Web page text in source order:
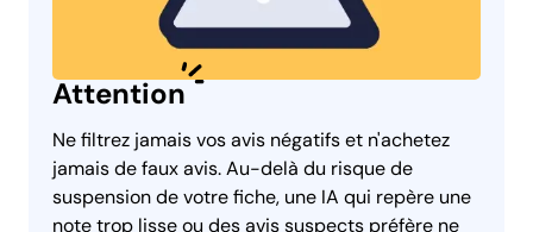
Attention
Ne filtrez jamais vos avis négatifs et n'achetez
jamais de faux avis. Au-delà du risque de
suspension de votre fiche, une IA qui repère une
note trop lisse ou des avis suspects préfère ne